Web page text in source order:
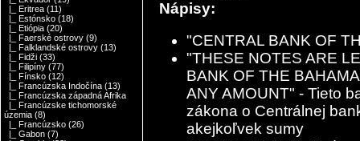
|_ Eritrea (11)
|_ Estónsko (18)
|_ Etiópia (20)
|_ Faerské ostrovy (9)
|_ Falklandské ostrovy (13)
|_ Fidži (33)
|_ Filipíny (77)
|_ Fínsko (12)
|_ Francúzska Indočína (13)
|_ Francúzska západná Afrika
|_ Francúzske tichomorské
územia (8)
|_ Francúzsko (26)
|_ Gabon (7)
Nápisy:
"CENTRAL BANK OF
"THESE NOTES ARE
BANK OF THE
ANY AMOUNT" - Tieto
zákona o Centrálnej
akejkoľvek sumy